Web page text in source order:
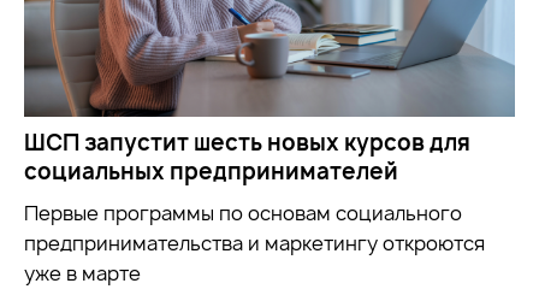
ШСП запустит шесть новых курсов для
социальных предпринимателей
Первые программы по основам социального
предпринимательства и маркетингу откроются
уже в марте